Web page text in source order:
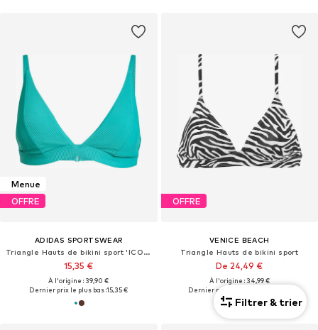
Menue
OFFRE
ADIDAS SPORTSWEAR
Triangle Hauts de bikini sport 'ICONISEA'
15,35 €
À l'origine : 39,90 €
Dernier prix le plus bas :15,35 €
OFFRE
VENICE BEACH
Triangle Hauts de bikini sport
De 24,49 €
À l'origine : 34,99 €
Dernier prix le plus bas :
Filtrer & trier